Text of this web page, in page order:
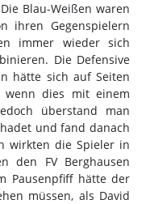
Blau-Weißen waren
ihren Gegenspielern
immer wieder sich
Die Defensive
hätte sich auf Seiten
wenn dies mit einem
überstand man
und fand danach
wirkten die Spieler in
den FV Berghausen
Pausenpfiff hätte der
müssen, als David